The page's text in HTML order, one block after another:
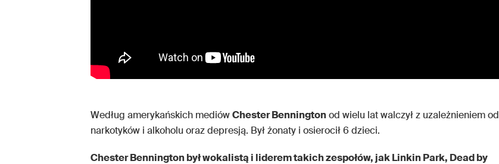
Według amerykańskich mediówChester Benningtonod wielu lat walczył z uzależnieniem od
narkotyków i alkoholu oraz depresją. Był żonaty i osierocił 6 dzieci.
Chester Bennington był wokalistą i liderem takich zespołów, jak Linkin Park, Dead by